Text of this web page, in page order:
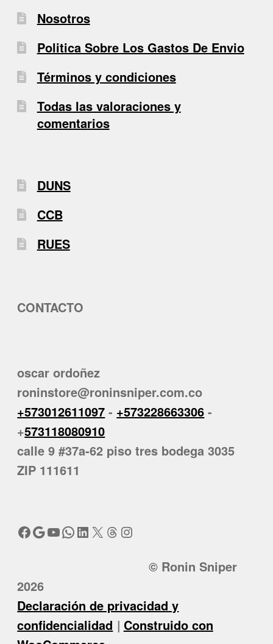
Nosotros
Politica Sobre Los Gastos De Envio
Términos y condiciones
Todas las valoraciones y
comentarios
DUNS
CCB
RUES
CONTACTO
oscar ordoñez
roninstore@roninsniper.com.co
+573012611097 - +573228663306 -
+573118080910
calle 9 #37a-62 piso tres bodega 3035
ZIP 111611
Facebook
Google
YouTube
WhatsApp
LinkedIn
X Threads
Instagram
© Ronin Sniper
2026
Declaración de privacidad y
confidencialidad
Construido con